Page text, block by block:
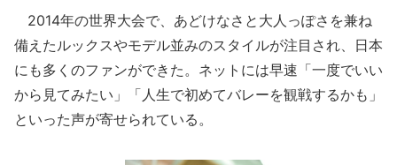
2014年の世界大会で、あどけなさと大人っぽさを兼ね
備えたルックスやモデル並みのスタイルが注目され、日本
にも多くのファンができた。ネットには早速「一度でいい
から見てみたい」「人生で初めてバレーを観戦するかも」
といった声が寄せられている。